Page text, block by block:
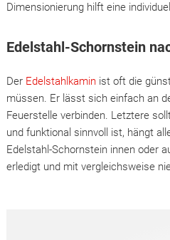
Dimensionierung hilft eine
Edelstahl-Schornstein
Der Edelstahlkamin ist oft die
müssen. Er lässt sich einfach an
Feuerstelle verbinden. Letztere
und funktional sinnvoll ist, hängt
Edelstahl-Schornstein innen oder
erledigt und mit vergleichsweise